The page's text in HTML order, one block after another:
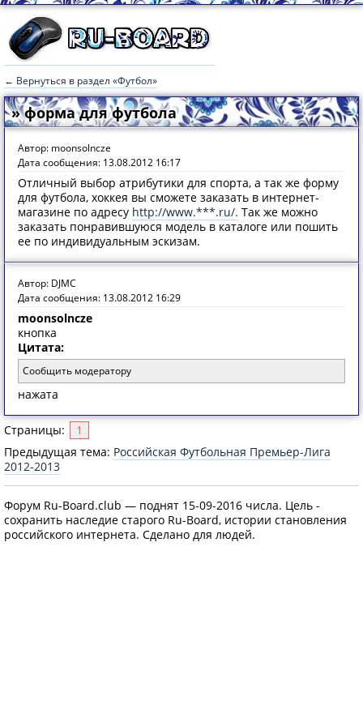
← Вернуться в раздел «Футбол»
» форма для футбола
Автор: moonsolncze
Дата сообщения: 13.08.2012 16:17
Отличный выбор атрибутики для спорта, а так же форму
для футбола, хоккея вы сможете заказать в интернет-
магазине по адресу http://www.***.ru/. Так же можно
заказать понравившуюся модель в каталоге или пошить
ее по индивидуальным эскизам.
Автор: DJMC
Дата сообщения: 13.08.2012 16:29
moonsolncze
кнопка
Цитата:
Сообщить модератору
нажата
Страницы:
1
Предыдущая тема: Российская Футбольная Премьер-Лига
2012-2013
Форум Ru-Board.club — поднят 15-09-2016 числа. Цель -
сохранить наследие старого Ru-Board, истории становления
российского интернета. Сделано для людей.